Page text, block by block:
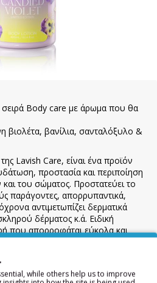
σειρά Body care με άρωμα που θα
βιολέτα, βανίλια, σανταλόξυλο &
Lavish Care, είναι ένα προϊόν
προστασία και περιποίηση
και του σώματος. Προστατεύει το
παράγοντες, απορρυπαντικά,
αντιμετωπίζει δερματικά
δέρματος κ.ά. Ειδική
που απορροφάται εύκολα και
λιπαρότητας.
ομοιόμορφα με ελαφρύ
προστασίας και ενυδάτωσης
while others help us to improve